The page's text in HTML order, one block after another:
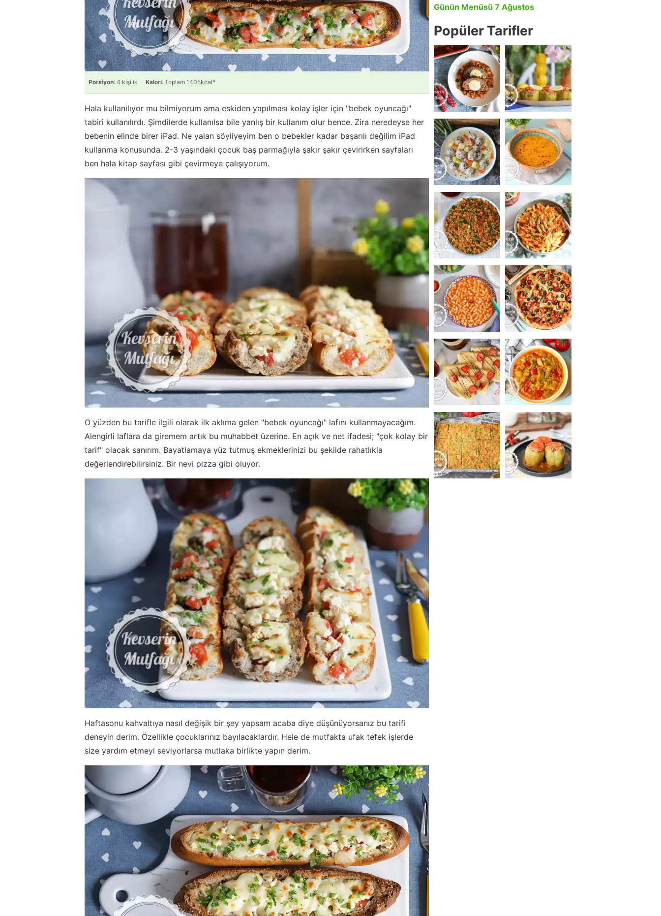
Porsiyon: 4 kişilik Kalori: Toplam 1405kcal*
Hala kullanılıyor mu bilmiyorum ama eskiden yapılması kolay işler için "bebek oyuncağı"
tabiri kullanılırdı. Şimdilerde kullanılsa bile yanlış bir kullanım olur bence. Zira neredeyse her
bebenin elinde birer iPad. Ne yalan söyliyeyim ben o bebekler kadar başarılı değilim iPad
kullanma konusunda. 2-3 yaşındaki çocuk baş parmağıyla şakır şakır çevirirken sayfaları
ben hala kitap sayfası gibi çevirmeye çalışıyorum.
O yüzden bu tarifle ilgili olarak ilk aklıma gelen "bebek oyuncağı" lafını kullanmayacağım.
Alengirli laflara da giremem artık bu muhabbet üzerine. En açık ve net ifadesi; "çok kolay bir
tarif" olacak sanırım. Bayatlamaya yüz tutmuş ekmeklerinizi bu şekilde rahatlıkla
değerlendirebilirsiniz. Bir nevi pizza gibi oluyor.
Haftasonu kahvaltıya nasıl değişik bir şey yapsam acaba diye düşünüyorsanız bu tarifi
deneyin derim. Özellikle çocuklarınız bayılacaklardır. Hele de mutfakta ufak tefek işlerde
size yardım etmeyi seviyorlarsa mutlaka birlikte yapın derim.
Günün Menüsü 7 Ağustos
Popüler Tarifler